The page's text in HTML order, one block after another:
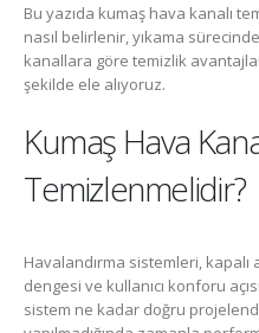
Bu yazıda kumaş hava kanalı
nasıl belirlenir, yıkama
kanallara göre temizlik
şekilde ele alıyoruz.
Kumaş Hava
Temizlenmelidir?
Havalandırma sistemleri, kapalı
dengesi ve kullanıcı konforu
sistem ne kadar doğru